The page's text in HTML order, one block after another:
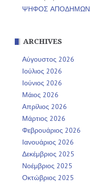
ΨΗΦΟΣ ΑΠΟΔΗΜΩΝ
ARCHIVES
Αύγουστος 2026
Ιούλιος 2026
Ιούνιος 2026
Μάιος 2026
Απρίλιος 2026
Μάρτιος 2026
Φεβρουάριος 2026
Ιανουάριος 2026
Δεκέμβριος 2025
Νοέμβριος 2025
Οκτώβριος 2025